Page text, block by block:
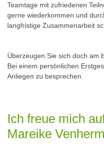
Teamtage mit zufriedenen
gerne wiederkommen und
langfristige Zusammenarbeit
Überzeugen Sie sich doch am
Bei einem persönlichen
Anliegen zu besprechen.
Ich freue mich
Mareike Venherm